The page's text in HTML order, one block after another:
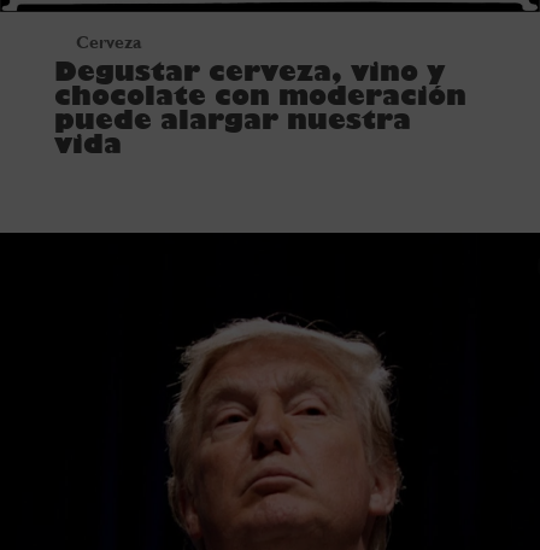
Cerveza
Degustar cerveza, vino y
chocolate con moderación
puede alargar nuestra
vida